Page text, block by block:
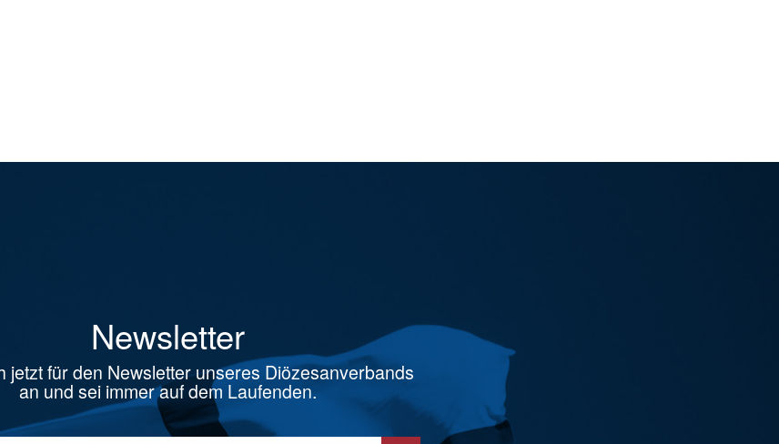
Newsletter
jetzt für den Newsletter unseres Diözesanverbands
an und sei immer auf dem Laufenden.